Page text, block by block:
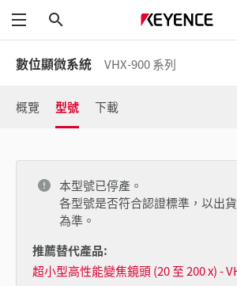
功能表
數位顯微系統 VHX-900 系列
概覽 型號 下載
本型號已停產。
各型號是否符合認證標準，以出
為準。
推薦替代產品:
超小型高性能變焦鏡頭 (20 至 200 x) -